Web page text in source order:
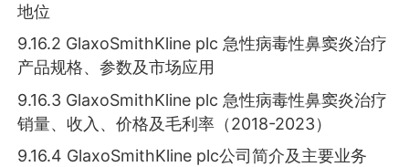
地位
9.16.2 GlaxoSmithKline plc 急性病毒性鼻窦炎治疗
产品规格、参数及市场应用
9.16.3 GlaxoSmithKline plc 急性病毒性鼻窦炎治疗
销量、收入、价格及毛利率（2018-2023）
9.16.4 GlaxoSmithKline plc公司简介及主要业务